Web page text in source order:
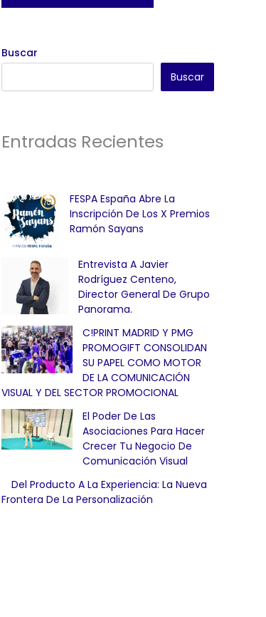
Buscar
Buscar
Entradas Recientes
FESPA España Abre La
Inscripción De Los X Premios
Ramón Sayans
Entrevista A Javier
Rodríguez Centeno,
Director General De Grupo
Panorama.
C!PRINT MADRID Y PMG
PROMOGIFT CONSOLIDAN
SU PAPEL COMO MOTOR
DE LA COMUNICACIÓN
VISUAL Y DEL SECTOR PROMOCIONAL
El Poder De Las
Asociaciones Para Hacer
Crecer Tu Negocio De
Comunicación Visual
Del Producto A La Experiencia: La Nueva
Frontera De La Personalización